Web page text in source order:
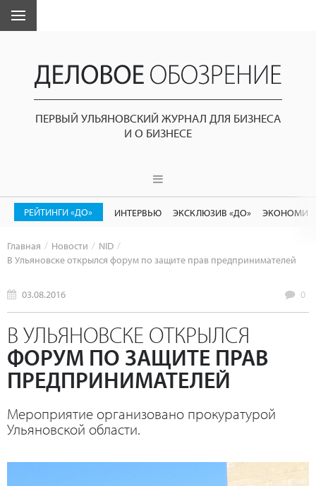
ПЕРВЫЙ УЛЬЯНОВСКИЙ ЖУРНАЛ ДЛЯ БИЗНЕСА
И О БИЗНЕСЕ
РЕЙТИНГИ «ДО» ИНТЕРВЬЮ ЭКСКЛЮЗИВ «ДО»
Главная Новости
NID
В Ульяновске открылся форум по защите прав предпринимателей
03.08.2016 0
В УЛЬЯНОВСКЕ ОТКРЫЛСЯ
ФОРУМ ПО ЗАЩИТЕ ПРАВ
ПРЕДПРИНИМАТЕЛЕЙ
Мероприятие организовано прокуратурой
Ульяновской области.